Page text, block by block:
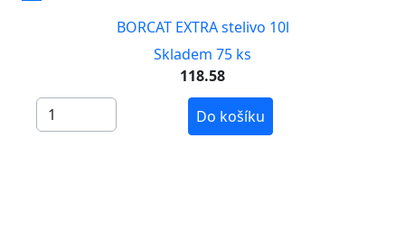
BORCAT EXTRA stelivo 10l
Skladem 75 ks
118.58
Do košíku